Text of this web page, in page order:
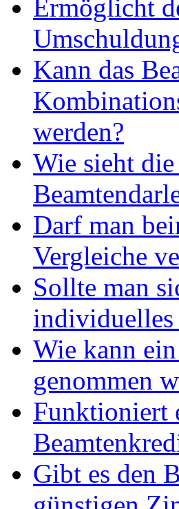
Ermöglicht
Kann das
werden?
Wie sieht
Darf man
Vergleiche
Sollte man
individuelles
Wie kann
genommen
Funktioniert
Gibt es den